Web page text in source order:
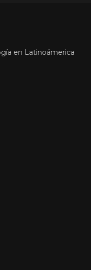
en Latinoámerica